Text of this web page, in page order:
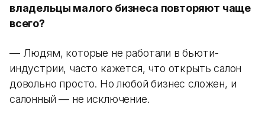
владельцы малого бизнеса повторяют чаще
всего?
— Людям, которые не работали в бьюти-
индустрии, часто кажется, что открыть салон
довольно просто. Но любой бизнес сложен, и
салонный — не исключение.